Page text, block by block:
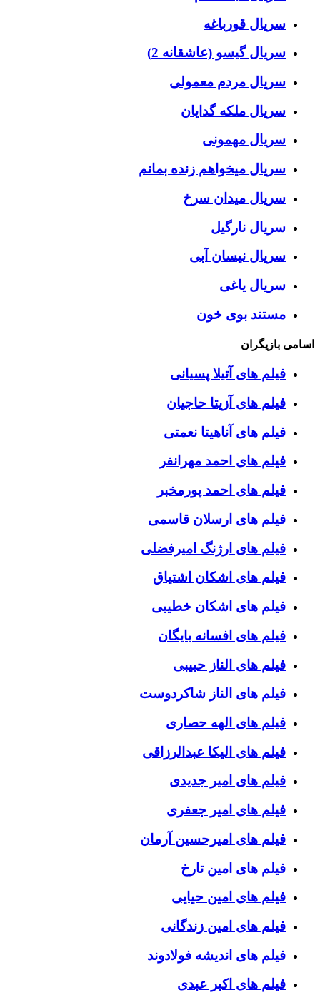
سریال قورباغه
سریال گیسو (عاشقانه 2)
سریال مردم معمولی
سریال ملکه گدایان
سریال مهمونی
سریال میخواهم زنده بمانم
سریال میدان سرخ
سریال نارگیل
سریال نیسان آبی
سریال یاغی
مستند بوی خون
اسامی بازیگران
فیلم های آتیلا پسیانی
فیلم های آزیتا حاجیان
فیلم های آناهیتا نعمتی
فیلم های احمد مهرانفر
فیلم های احمد پورمخبر
فیلم های ارسلان قاسمی
فیلم های ارژنگ امیرفضلی
فیلم های اشکان اشتیاق
فیلم های اشکان خطیبی
فیلم های افسانه بایگان
فیلم های الناز حبیبی
فیلم های الناز شاکردوست
فیلم های الهه حصاری
فیلم های الیکا عبدالرزاقی
فیلم های امیر جدیدی
فیلم های امیر جعفری
فیلم های امیرحسین آرمان
فیلم های امین تارخ
فیلم های امین حیایی
فیلم های امین زندگانی
فیلم های اندیشه فولادوند
فیلم های اکبر عبدی